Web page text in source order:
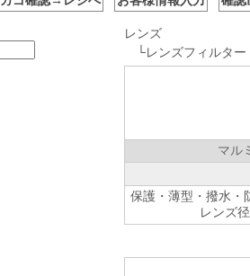
レンズ
└レンズフィルター
マル
保護・薄型・撥水
レンズ